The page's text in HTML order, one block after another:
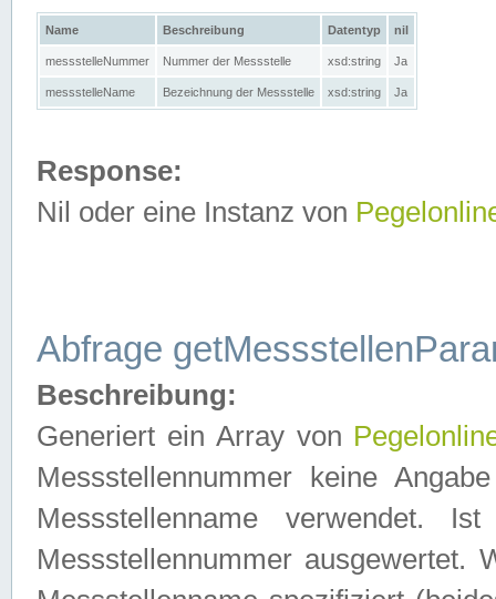
Name Beschreibung Datentyp nil
messstelleNummer Nummer der Messstelle xsd:string Ja
messstelleName Bezeichnung der Messstelle xsd:string Ja
Response:
Nil oder eine Instanz von
Abfrage
Beschreibung:
Generiert ein Array von
Messstellennummer keine
Messstellenname verwendet.
Messstellennummer ausgewertet.